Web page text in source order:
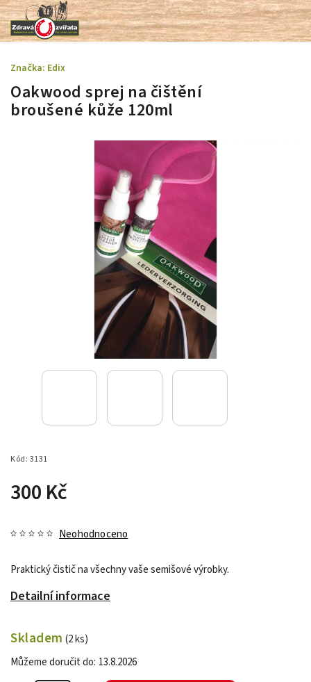
Oakwood sprej na čištění
broušené kůže 120ml
Kód: 3131
300 Kč
Neohodnoceno
Praktický čistič na všechny vaše semišové výrobky.
Detailní informace
Značka: Edix
Skladem (2 ks)
Můžeme doručit do: 13.8.2026